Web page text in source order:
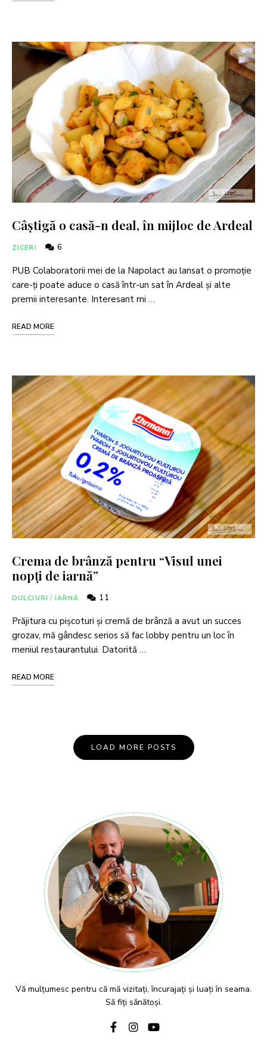
Câștigă o casă-n deal, în mijloc de Ardeal
ZICERI 6
PUB Colaboratorii mei de la Napolact au lansat o promoție
care-ți poate aduce o casă într-un sat în Ardeal și alte
premii interesante. Interesant mi …
READ MORE
Crema de brânză pentru “Visul unei
nopți de iarnă”
DULCIURI / IARNĂ 11
Prăjitura cu pișcoturi și cremă de brânză a avut un succes
grozav, mă gândesc serios să fac lobby pentru un loc în
meniul restaurantului. Datorită …
READ MORE
LOAD MORE POSTS
Vă mulțumesc pentru că mă vizitați, încurajați și luați în seama.
Să fiți sănătoși.